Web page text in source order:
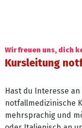
Wir freuen uns, dich
Kursleitung
Hast du Interesse
notfallmedizinische
mehrsprachig und